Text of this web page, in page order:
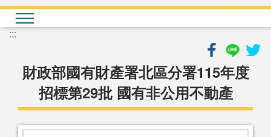
:::
財政部國有財產署北區分署115年度
招標第29批 國有非公用不動產